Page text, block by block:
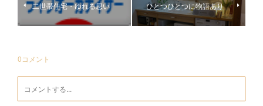
二世帯住宅・ゆれる思い ひとつひとつに物語あり
0コメント